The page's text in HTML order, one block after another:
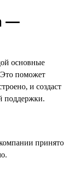
—
основные
поможет
и создаст
поддержки.
принято